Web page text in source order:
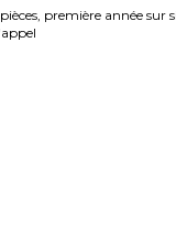
première année sur